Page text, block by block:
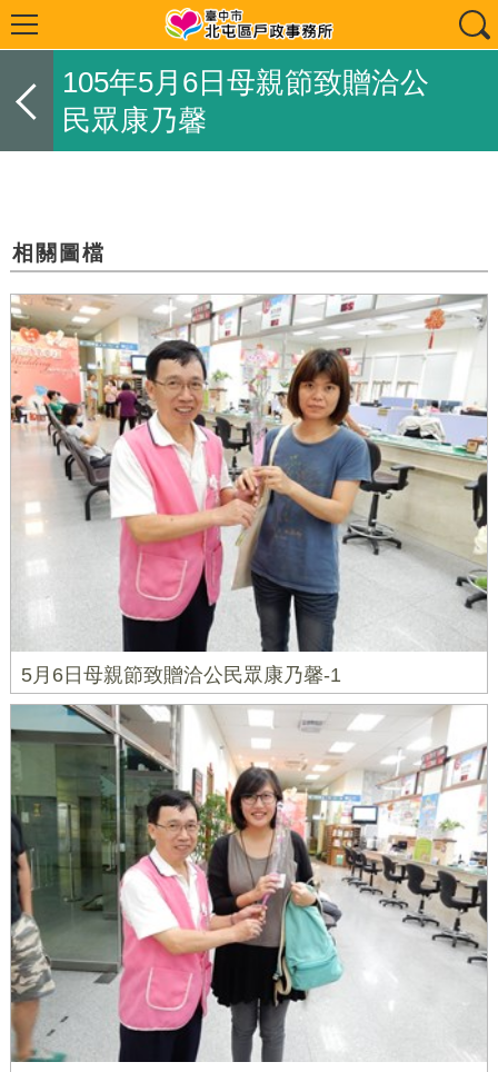
105年5月6日母親節致贈洽公
民眾康乃馨
相關圖檔
5月6日母親節致贈洽公民眾康乃馨-1